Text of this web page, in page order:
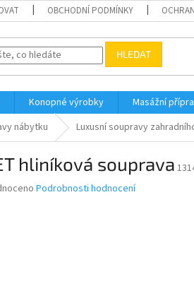
OBCHODNÍ PODMÍNKY
HLEDAT
Konopné výrobky Masážní
nábytku Luxusní soupravy
hliníková souprava
Podrobnosti hodnocení